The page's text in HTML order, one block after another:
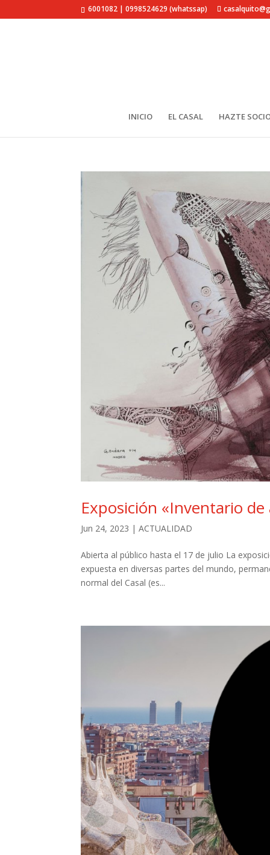
6001082 | 0998524629 (whatssap)
INICIO EL CASAL HAZTE
Exposición «Inventario
Jun 24, 2023 |ACTUALIDAD
Abierta al público hasta el 17 de julio La
expuesta en diversas partes del mundo,
normal del Casal (es...